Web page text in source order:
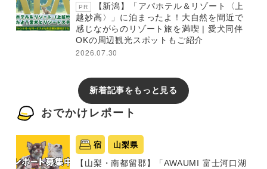
PR
【新潟】「アパホテル＆リゾート〈上
越妙高〉」に泊まったよ！大自然を間近で
感じながらのリゾート旅を満喫 | 愛犬同伴
OKの周辺観光スポットもご紹介
2026.07.30
新着記事をもっと見る
おでかけレポート
宿 山梨県
【山梨・南都留郡】「AWAUMI 富士河口湖